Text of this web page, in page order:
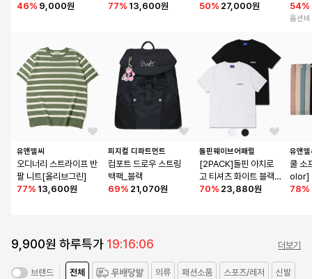
46% 9,000원
유앤엘씨
오디너리 스트라이프 반
팔 니트[올리브그린]
77% 13,600원
77% 13,600원
피지컬 디파트먼트
컴포트 드로우 스트링
백팩_블랙
69% 21,070원
LACK)
50% 27,000원
돌핀웨이브어패럴
[2PACK]돌핀 아치로
고 티셔츠 화이트 블랙
2팩
70% 23,880원
7
54%
옵션
유앤
쿨 소
olor]
78%
9,900원 하루특가 19:16:06 더보기
브랜드 전체 의류 패션소품 스포츠/레저 신발